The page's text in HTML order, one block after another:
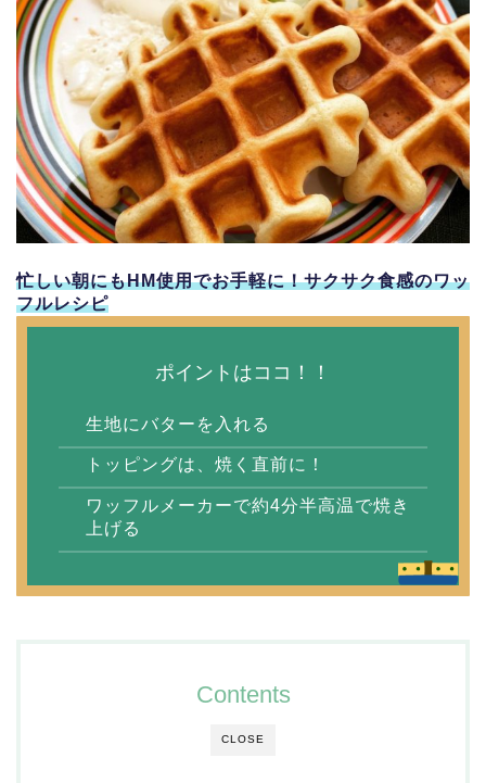
忙しい朝にもHM使用でお手軽に！サクサク食感のワッ
フルレシピ
ポイントはココ！！
生地にバターを入れる
トッピングは、焼く直前に！
ワッフルメーカーで約4分半高温で焼き
上げる
CLOSE
Contents